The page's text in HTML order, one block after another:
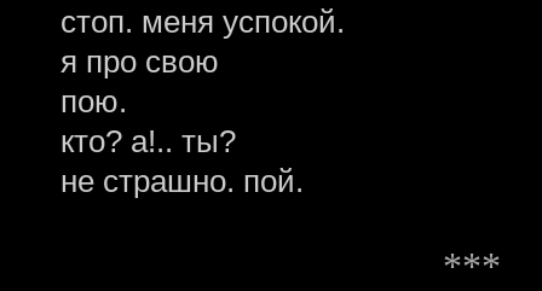
стоп. меня успокой.
я про свою
пою.
кто? а!.. ты?
не страшно. пой.
***